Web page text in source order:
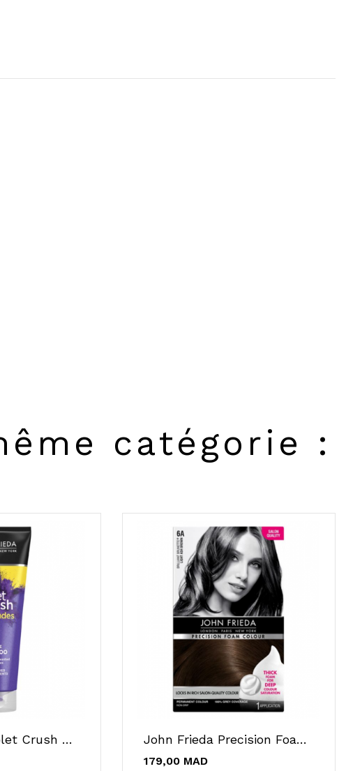
catégorie :
John Frieda Violet Crush Shampooing Violet 250... John Frieda Precision Foam Color 6A Châtain...
179,00 MAD